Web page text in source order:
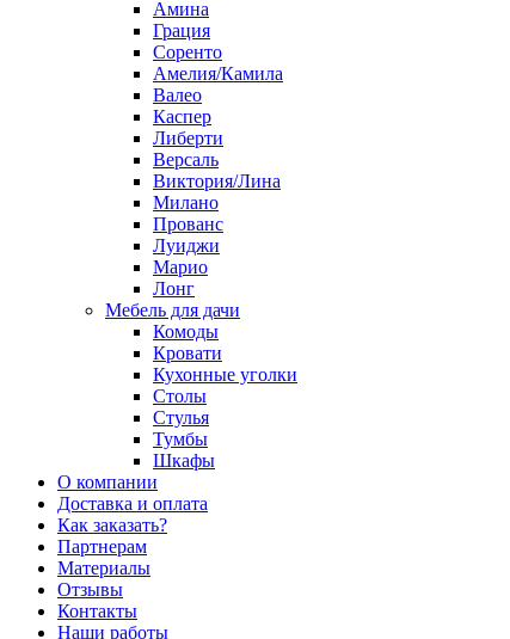
Амина
Грация
Соренто
Амелия/Камила
Валео
Каспер
Либерти
Версаль
Виктория/Лина
Милано
Прованс
Луиджи
Марио
Лонг
Мебель для дачи
Комоды
Кровати
Кухонные уголки
Столы
Стулья
Тумбы
Шкафы
О компании
Доставка и оплата
Как заказать?
Партнерам
Материалы
Отзывы
Контакты
Наши работы